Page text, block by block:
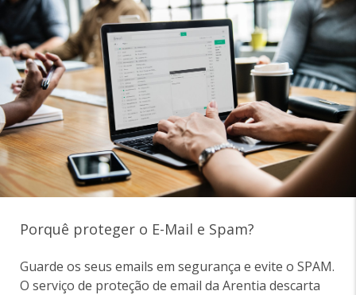
Porquê proteger o E-Mail e Spam?
Guarde os seus emails em segurança e evite o SPAM.
O serviço de proteção de email da Arentia descarta